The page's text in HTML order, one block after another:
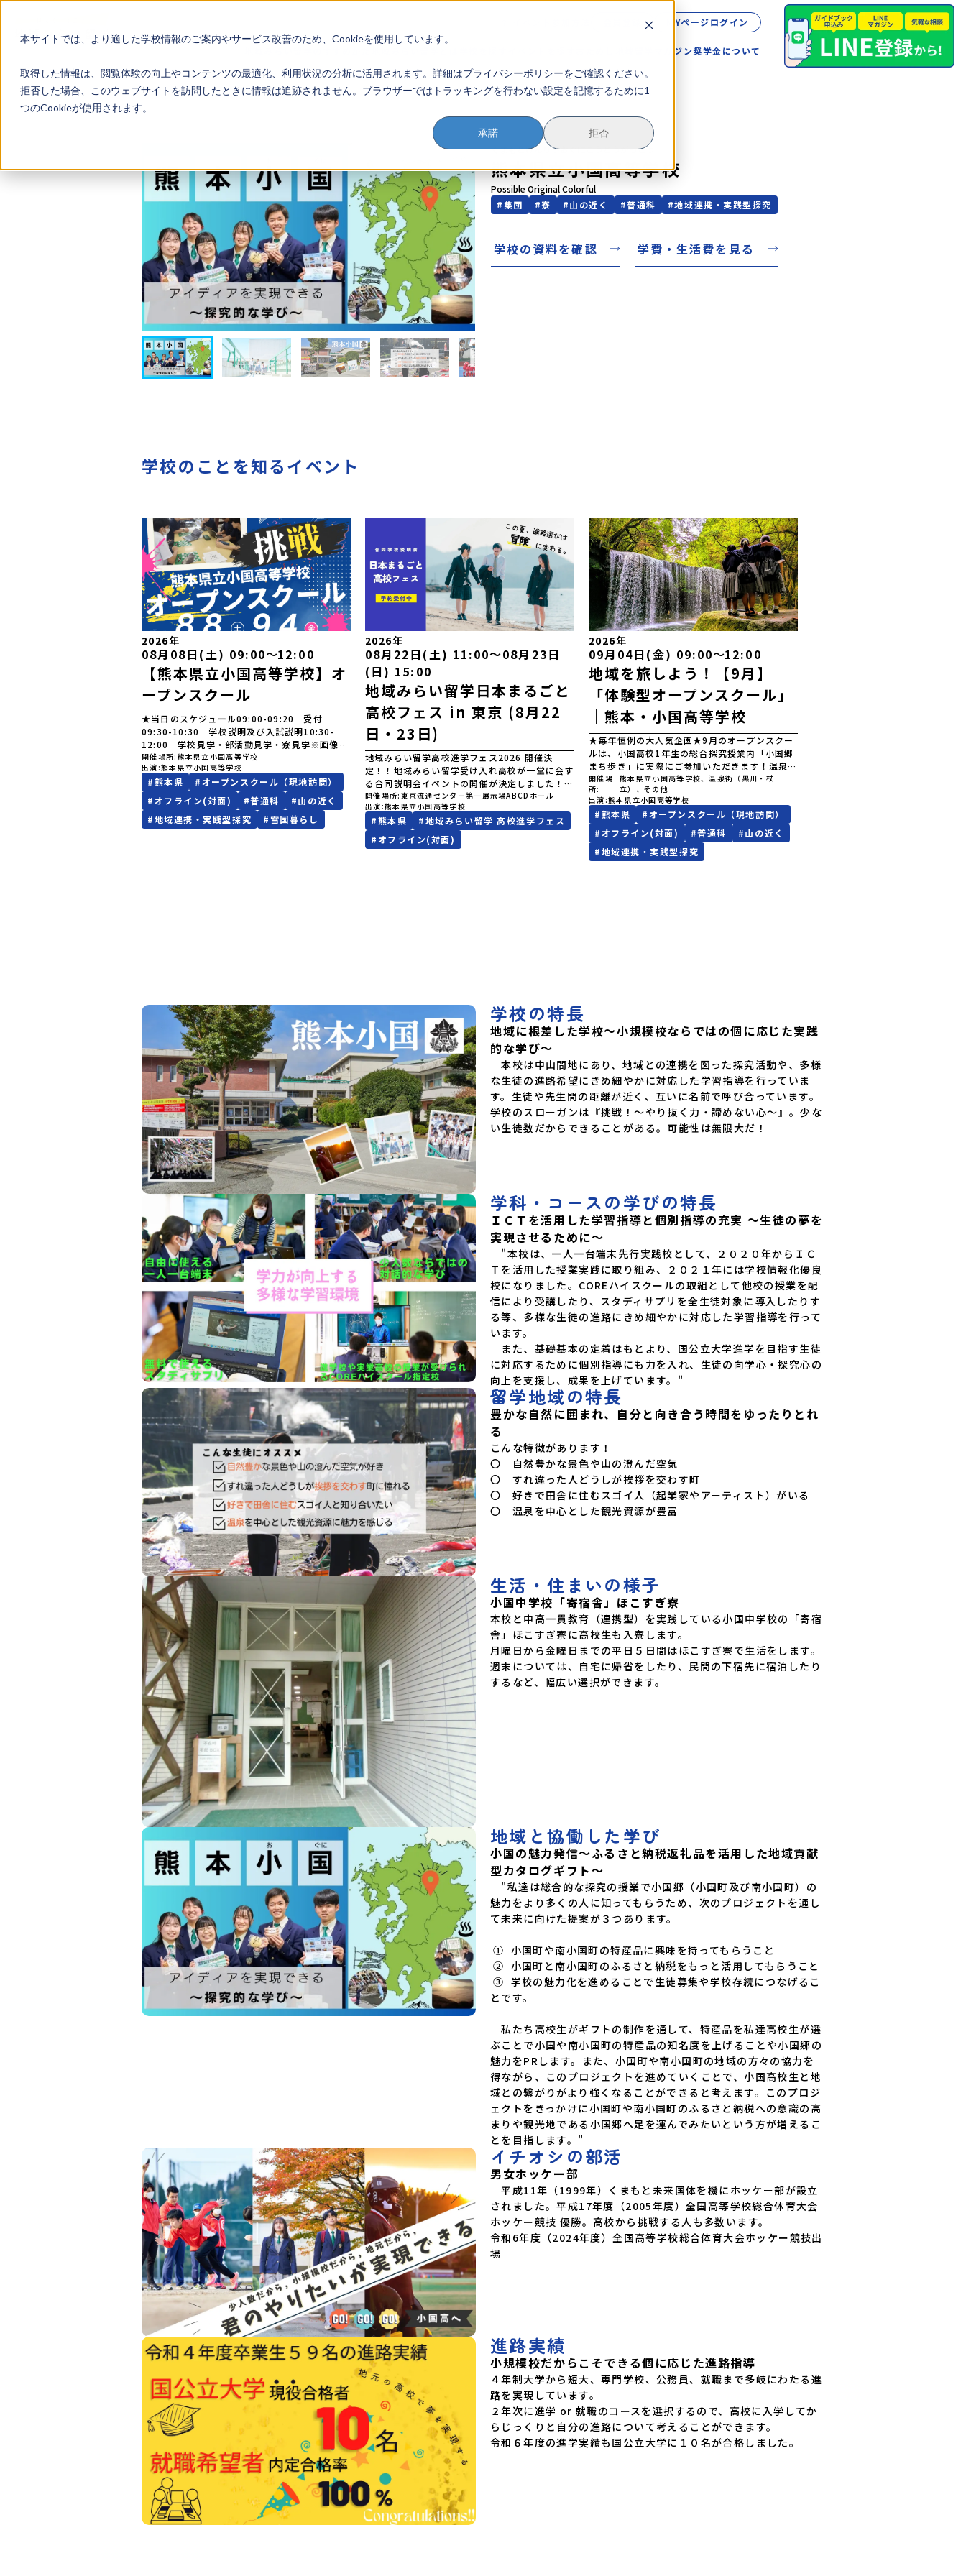
本サイトでは、より適した学校情報のご案内やサービス改善のため、Cookieを使用しています。
取得した情報は、閲覧体験の向上やコンテンツの最適化、利用状況の分析に活用されます。詳細はプライバシーポリシーをご確認ください。
拒否した場合、このウェブサイトを訪問したときに情報は追跡されません。ブラウザーではトラッキングを行わない設定を記憶するために1
つのCookieが使用されます。
承諾 拒否
MYページログイン
マガジン奨学金について
くまもとけんりつおぐにこうとうがっこう
熊本県立小国高等学校
Possible Original Colorful
#集団 #寮 #山の近く #普通科 #地域連携・実践型探究
学校の資料を確認 学費・生活費を見る
学校のことを知るイベント
2026年
08月08日(土) 09:00〜12:00
【熊本県立小国高等学校】オ
ープンスクール
★当日のスケジュール09:00-09:20 受付
09:30-10:30 学校説明及び入試説明10:30-
12:00 学校見学・部活動見学・寮見学※画像に
は「中学３年生」と書いてありますが、他学年で
も参加可能です！
開催場所 熊本県立小国高等学校
出演 熊本県立小国高等学校
#熊本県 #オープンスクール（現地訪問）
#オフライン(対面) #普通科 #山の近く
#地域連携・実践型探究 #雪国暮らし
2026年
08月22日(土) 11:00〜08月23日
(日) 15:00
地域みらい留学日本まるごと
高校フェス in 東京 (8月22
日・23日)
地域みらい留学高校進学フェス2026 開催決
定！！地域みらい留学受け入れ高校が一堂に会す
る合同説明会イベントの開催が決定しました！オ
ンライン・オフラインで複数日程で開催いたしま
すので、奮ってご参加ください。皆様にお会いで
きますことを楽しみにしております。ページ下の
「申し込む」ボタンより事前予約をお願いいたし
ます。\ 地域みらい留学高校進学フェス in 東京
北海道標津高等学校北海道羅臼高等学校北海道佐
呂間高等学校北海道雄武高等学校北海道月形高等
学校 東北 青森県立三戸高等学校青森県立名久
井農業高等学校岩手県立沼宮内高等学校岩手県立
西和賀高等学校岩手県立大槌高等学校岩手県立岩
泉高等学校岩手県立種市高等学校宮城県中新田高
等学校秋田県立男鹿海洋高等学校秋田県立矢島高
等学校秋田県立角館高等学校秋田県立鹿角高等学
校山形県立谷地高等学校山形県立長井工業高等学
校山形県立新庄神室産業高等学校金山校山形県立
高畠高等学校山形県立小国高等学校福島県立川俣
高等学校福島県立只見高等学校福島県立猪苗代高
等学校福島県立川口高等学校 関東 茨城県立大
子清流高等学校 中部 新潟県立村上高等学校新
潟県立佐渡高等学校新潟県立佐渡総合高等学校新
潟県立羽茂高等学校新潟県立中条高等学校新潟県
立加茂農林高等学校新潟県立国際情報高等学校石
川県立能登高等学校福井県立若狭高等学校長野県
木曽青峰高等学校長野県白馬高等学校富山県立氷
見高等学校静岡県立伊豆総合高等学校土肥分校静
岡県立浜松湖北高等学校佐久間分校 近畿 五條
市立西吉野農業高等学校和歌山県立串本古座高等
学校 中国・四国 島根県立横田高等学校島根県
立島根中央高等学校島根県立矢上高等学校島根県
立隠岐島前高等学校岡山県立勝山高等学校 蒜山
校地広島県立加計高等学校芸北分校広島県立大崎
海星高等学校愛媛県立南宇和高等学校愛媛県立宇
和島南高等学校(宇和島水産・宇南中等)愛媛県立
野村高等学校愛媛県立弓削高等学校愛媛県立上浮
穴高等学校愛媛県立今治工業高等学校高知県立嶺
北高等学校高知県立四万十高等学校高知県立中村
高等学校西土佐分校高知県立高知農業高等学校
九州 佐賀県立有田工業高等学校熊本県立小国高
等学校熊本県立矢部高等学校佐賀県立牛津高等学
校鹿児島県立沖永良部高等学校宮崎県立飯野高等
学校宮崎県立高千穂高等学校鹿児島県立古仁屋高
等学校沖縄県立久米島高等学校私立高校国際高等
専門学校（石川県）開志国際高等学校(新潟県)広
島三育学院高等学校(広島県) ※2日目のみ参加
開催場所 東京流通センター第一展示場ABCDホール
出演 熊本県立小国高等学校
#熊本県 #地域みらい留学 高校進学フェス
#オフライン(対面)
2026年
09月04日(金) 09:00〜12:00
地域を旅しよう！【9月】
「体験型オープンスクール」
｜熊本・小国高等学校
★毎年恒例の大人気企画★9月のオープンスクー
ルは、小国高校1年生の総合探究授業内「小国郷
まち歩き」に実際にご参加いただきます！温泉、
足湯、温泉卵づくり、食べ歩きetc.地域の魅力
を、実際に自分の足で旅して、自分の舌で味わ
う。五感全てで小国郷を楽しみ尽くす大人気の授
業です。こういった日常での経験が、小国高校の
総探の”源”です！今年は在校生たちが皆さんの
ために特別な旅の案内を企画中！？+++++【当
日スケジュール】09:00～09:20 受付09:30～
能です)＊上記以外はレンタカーのご利用がオス
スメです。
開催場
所
熊本県立小国高等学校、温泉街（黒川・杖
立）、その他
出演 熊本県立小国高等学校
#熊本県 #オープンスクール（現地訪問）
#オフライン(対面) #普通科 #山の近く
#地域連携・実践型探究
学校の特長
地域に根差した学校～小規模校ならではの個に応じた実践
的な学び～
本校は中山間地にあり、地域との連携を図った探究活動や、多様
な生徒の進路希望にきめ細やかに対応した学習指導を行っていま
す。生徒や先生間の距離が近く、互いに名前で呼び合っています。
学校のスローガンは『挑戦！～やり抜く力・諦めない心～』。少な
い生徒数だからできることがある。可能性は無限大だ！
学科・コースの学びの特長
ＩＣＴを活用した学習指導と個別指導の充実 ～生徒の夢を
実現させるために～
"本校は、一人一台端末先行実践校として、２０２０年からＩＣ
Ｔを活用した授業実践に取り組み、２０２１年には学校情報化優良
校になりました。COREハイスクールの取組として他校の授業を配
信により受講したり、スタディサプリを全生徒対象に導入したりす
る等、多様な生徒の進路にきめ細やかに対応した学習指導を行って
います。
また、基礎基本の定着はもとより、国公立大学進学を目指す生徒
に対応するために個別指導にも力を入れ、生徒の向学心・探究心の
向上を支援し、成果を上げています。"
留学地域の特長
豊かな自然に囲まれ、自分と向き合う時間をゆったりとれ
る
こんな特徴があります！
〇　自然豊かな景色や山の澄んだ空気
〇　すれ違った人どうしが挨拶を交わす町
〇　好きで田舎に住むスゴイ人（起業家やアーティスト）がいる
〇　温泉を中心とした観光資源が豊富
生活・住まいの様子
小国中学校「寄宿舎」ほこすぎ寮
本校と中高一貫教育（連携型）を実践している小国中学校の「寄宿
舎」ほこすぎ寮に高校生も入寮します。
月曜日から金曜日までの平日５日間はほこすぎ寮で生活をします。
週末については、自宅に帰省をしたり、民間の下宿先に宿泊したり
するなど、幅広い選択ができます。
地域と協働した学び
小国の魅力発信～ふるさと納税返礼品を活用した地域貢献
型カタログギフト～
"私達は総合的な探究の授業で小国郷（小国町及び南小国町）の
魅力をより多くの人に知ってもらうため、次のプロジェクトを通し
て未来に向けた提案が３つあります。
①  小国町や南小国町の特産品に興味を持ってもらうこと
②  小国町と南小国町のふるさと納税をもっと活用してもらうこと
③  学校の魅力化を進めることで生徒募集や学校存続につなげるこ
とです。
私たち高校生がギフトの制作を通して、特産品を私達高校生が選
ぶことで小国や南小国町の特産品の知名度を上げることや小国郷の
魅力をPRします。また、小国町や南小国町の地域の方々の協力を
得ながら、このプロジェクトを進めていくことで、小国高校生と地
域との繋がりがより強くなることができると考えます。このプロジ
ェクトをきっかけに小国町や南小国町のふるさと納税への意識の高
まりや観光地である小国郷へ足を運んでみたいという方が増えるこ
とを目指します。"
イチオシの部活
男女ホッケー部
平成11年（1999年）くまもと未来国体を機にホッケー部が設立
されました。平成17年度（2005年度）全国高等学校総合体育大会
ホッケー競技 優勝。高校から挑戦する人も多数います。
令和6年度（2024年度）全国高等学校総合体育大会ホッケー競技出
場
進路実績
小規模校だからこそできる個に応じた進路指導
４年制大学から短大、専門学校、公務員、就職まで多岐にわたる進
路を実現しています。
２年次に進学 or 就職のコースを選択するので、高校に入学してか
らじっくりと自分の進路について考えることができます。
令和６年度の進学実績も国公立大学に１０名が合格しました。